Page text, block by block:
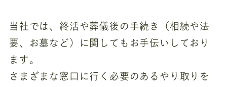
当社では、終活や葬儀後の手続き（相続や法
要、お墓など）に関してもお手伝いしており
ます。
さまざまな窓口に行く必要のあるやり取りを